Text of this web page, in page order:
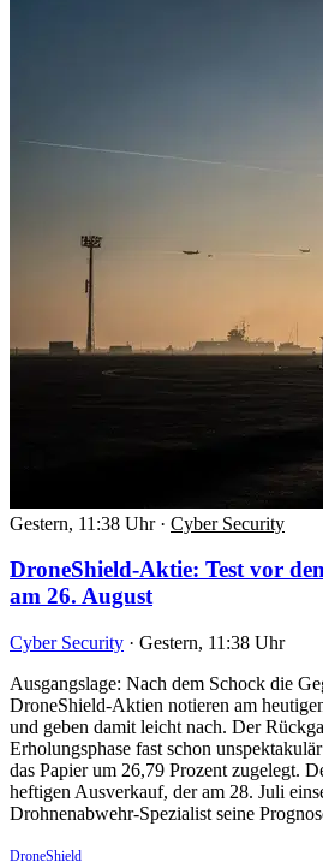
Gestern, 11:38 Uhr · Cyber Security
DroneShield-Aktie: Test vor
am 26. August
Cyber Security · Gestern, 11:38 Uhr
Ausgangslage: Nach dem Schock die
DroneShield-Aktien notieren am
und geben damit leicht nach. Der
Erholungsphase fast schon
das Papier um 26,79 Prozent zugelegt.
heftigen Ausverkauf, der am 28. Juli
Drohnenabwehr-Spezialist seine
DroneShield